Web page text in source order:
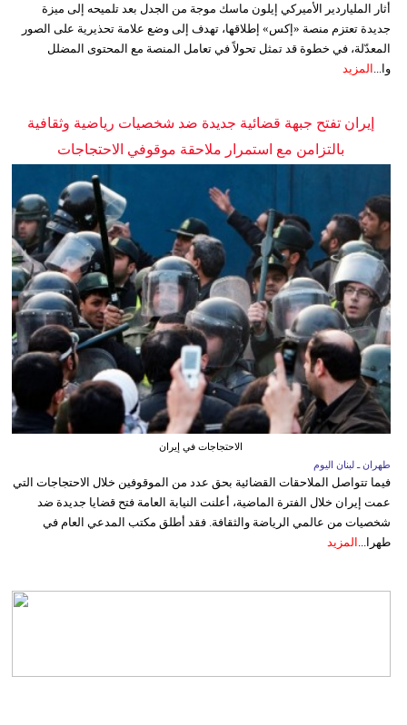
أثار الملياردير الأميركي إيلون ماسك موجة من الجدل بعد تلميحه إلى ميزة
جديدة تعتزم منصة «إكس» إطلاقها، تهدف إلى وضع علامة تحذيرية على الصور
المعدّلة، في خطوة قد تمثل تحولاً في تعامل المنصة مع المحتوى المضلل
وا... المزيد
إيران تفتح جبهة قضائية جديدة ضد شخصيات رياضية وثقافية
بالتزامن مع استمرار ملاحقة موقوفي الاحتجاجات
الاحتجاجات في إيران
طهران ـ لبنان اليوم
فيما تتواصل الملاحقات القضائية بحق عدد من الموقوفين خلال الاحتجاجات التي
عمت إيران خلال الفترة الماضية، أعلنت النيابة العامة فتح قضايا جديدة ضد
شخصيات من عالمي الرياضة والثقافة. فقد أطلق مكتب المدعي العام في
طهرا... المزيد